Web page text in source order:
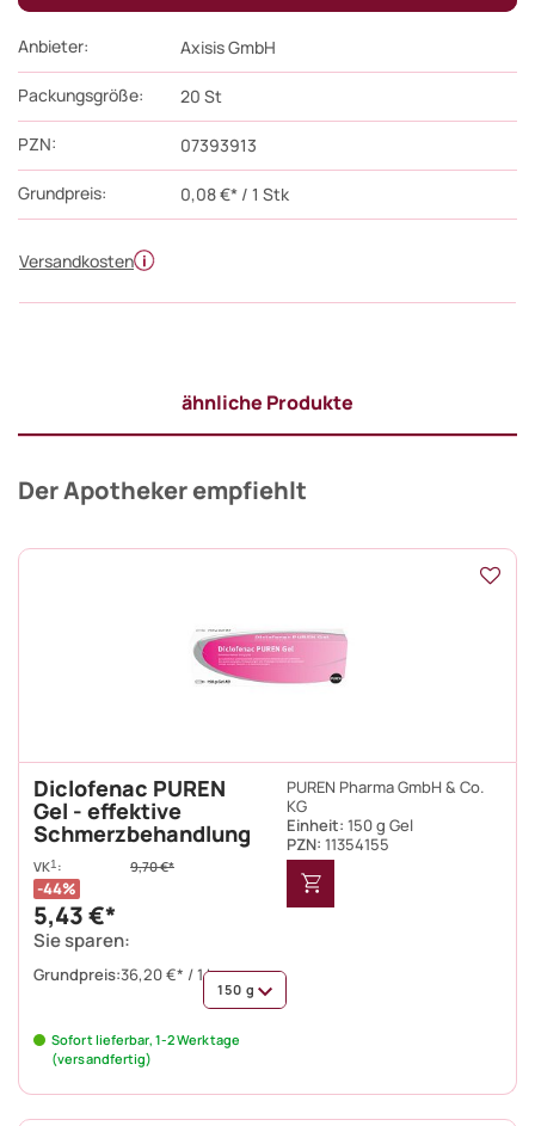
Versandkosten
Anbieter: Axisis GmbH
Packungsgröße: 20 St
PZN: 07393913
Grundpreis: 0,08 €* / 1 Stk
ähnliche Produkte
Der Apotheker empfiehlt
Diclofenac PUREN
Gel - effektive
Schmerzbehandlung
PUREN Pharma GmbH & Co.
KG
Einheit: 150 g Gel
PZN: 11354155
150 g
VK1: 9,70 €*
5,43 €*
Sie sparen:
44%
Sofort lieferbar, 1-2 Werktage
(versandfertig)
Grundpreis:36,20 €* / 1 kg